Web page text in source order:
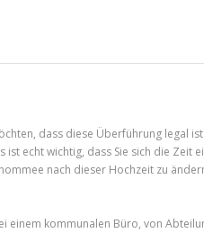
dass diese Überführung legal
echt wichtig, dass Sie sich die Zeit
nach dieser Hochzeit zu
einem kommunalen Büro, von